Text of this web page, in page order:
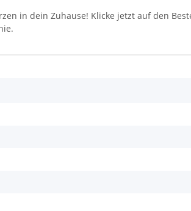
in dein Zuhause! Klicke jetzt auf den